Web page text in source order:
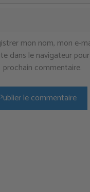
mon nom, mon e-
dans le navigateur
prochain commentaire.